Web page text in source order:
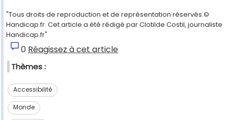
"Tous droits de reproduction et de représentation réservés.©
Handicap.fr. Cet article a été rédigé par Clotilde Costil, journaliste
Handicap.fr"
0 Réagissez à cet article
Thèmes :
Accessibilité
Monde